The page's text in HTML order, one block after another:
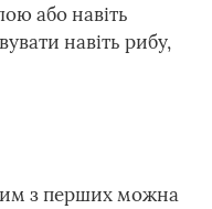
або навіть
навіть рибу,
з перших можна